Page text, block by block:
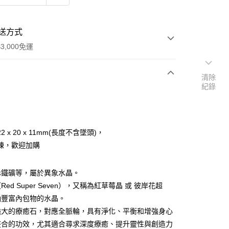
方式
免運
x 20 x 11mm(長度不含墜頭)，
，歡迎加購
礦等，屬於異象水晶。
Super Seven），又稱為紅草莓晶 ​或 彼岸花超
富內包物的水晶。
的療癒石，對應全脈輪，具有淨化、平衡和增強身心
的功效，尤其適合尋求深度療癒、提升靈性與創造力
清除
紀錄